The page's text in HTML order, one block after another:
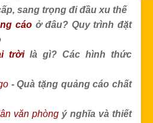
sang trọng đi đầu xu thế
cáo ở đâu? Quy trình đặt
trời là gì? Các hình thức
- Quà tặng quảng cáo chất
văn phòng ý nghĩa và thiết